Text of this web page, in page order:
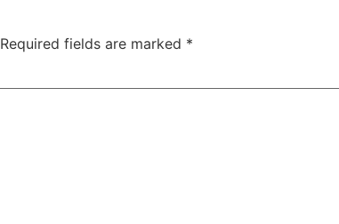
Required fields are marked *